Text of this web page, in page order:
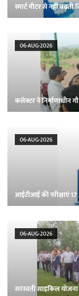
स्मार्ट मीटर से नहीं
06-AUG-2026
कलेक्टर ने निर्माणाधीन
06-AUG-2026
आईटीआई की परीक्षाएं
06-AUG-2026
सरस्वती साइकिल